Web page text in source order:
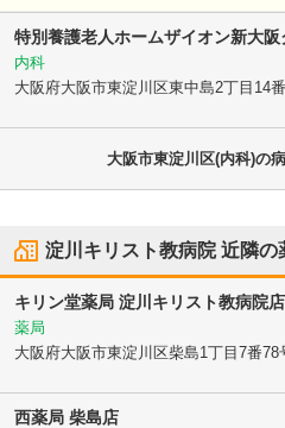
特別養護老人ホームザイオン新大阪
内科
大阪府大阪市東淀川区東中島2丁目14
大阪市東淀川区(内科)の
淀川キリスト教病院近隣の
キリン堂薬局 淀川キリスト教病院店
薬局
大阪府大阪市東淀川区柴島1丁目7番78
西薬局 柴島店